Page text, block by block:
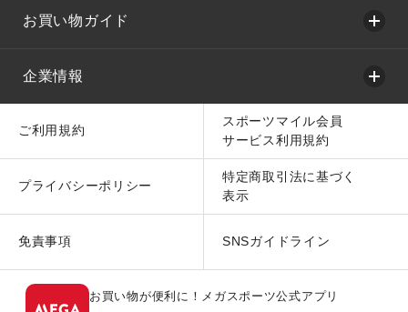
お買い物ガイド
企業情報
ご利用規約
スポーツマイル会員
サービス利用規約
プライバシーポリシー
特定商取引法に基づく
表示
免責事項 SNSガイドライン
お買い物が便利に！メガスポーツ公式アプリ